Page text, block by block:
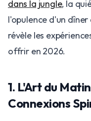
dans la jungle, la
l'opulence d'un
révèle les
offrir en 2026.
1. L'Art du
Connexions